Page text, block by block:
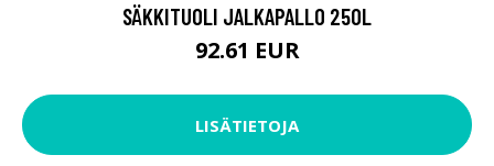
SÄKKITUOLI JALKAPALLO 250L
92.61 EUR
LISÄTIETOJA